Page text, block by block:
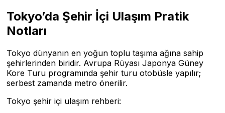
Tokyo’da Şehir İçi Ulaşım Pratik
Notları
Tokyo dünyanın en yoğun toplu taşıma ağına sahip
şehirlerinden biridir. Avrupa Rüyası Japonya Güney
Kore Turu programında şehir turu otobüsle yapılır;
serbest zamanda metro önerilir.
Tokyo şehir içi ulaşım rehberi: